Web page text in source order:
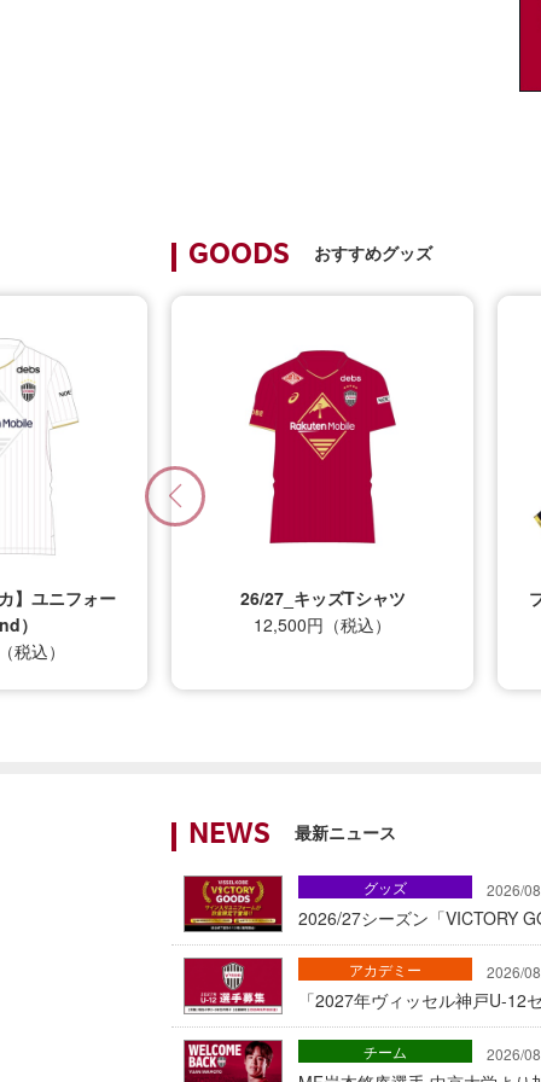
GOODS おすすめグッズ
】ユニフォー
）
税込）
26/27_キッズTシャツ
12,500円（税込）
NEWS 最新ニュース
2026/
2026/27シーズン「VICTORY
グッズ
2026/
「2027年ヴィッセル神戸U-12
アカデミー
2026/
チーム